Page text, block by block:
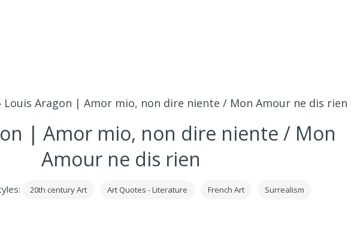
Louis Aragon | Amor mio, non dire niente / Mon Amour ne dis rien
| Amor mio, non dire niente / Mon
Amour ne dis rien
20th century Art Art Quotes - Literature French Art Surrealism